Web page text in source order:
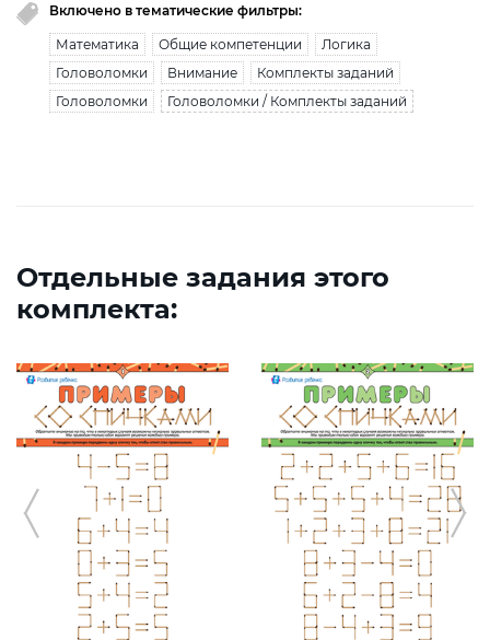
Включено в тематические фильтры:
Математика Общие компетенции
Логика
Головоломки
Внимание
Комплекты заданий
Головоломки
Головоломки / Комплекты заданий
Отдельные задания этого
комплекта: